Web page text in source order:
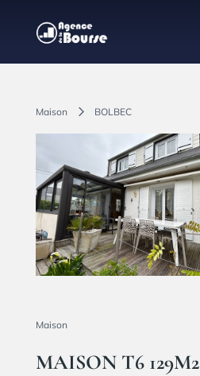
Maison BOLBEC
Maison
MAISON T6 129M2